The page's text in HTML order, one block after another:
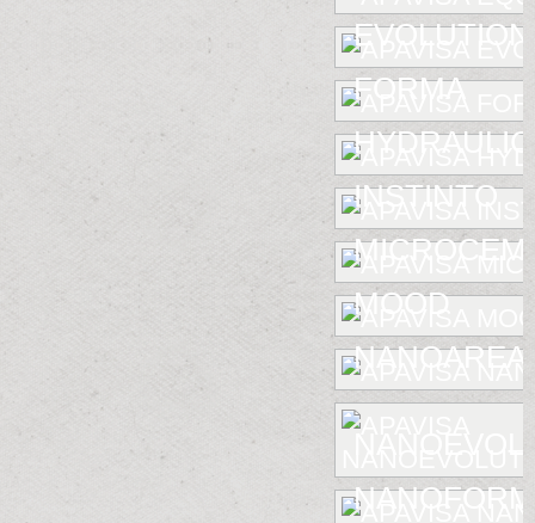
EVOLUTION
FORMA
HYDRAULIC
INSTINTO
MOOD
NANOAREA